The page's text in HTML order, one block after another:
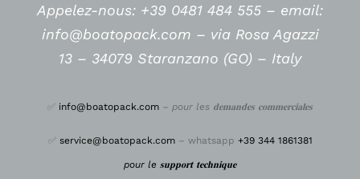
Appelez-nous: +39 0481 484 555 – email:
info@boatopack.com – via Rosa Agazzi
13 – 34079 Staranzano (GO) – Italy
✅ info@boatopack.com – pour les 𝐝𝐞𝐦𝐚𝐧𝐝𝐞𝐬 𝐜𝐨𝐦𝐦𝐞𝐫𝐜𝐢𝐚𝐥𝐞𝐬
✅ service@boatopack.com– whatsapp +39 344 1861381
pour le 𝐬𝐮𝐩𝐩𝐨𝐫𝐭 𝐭𝐞𝐜𝐡𝐧𝐢𝐪𝐮𝐞